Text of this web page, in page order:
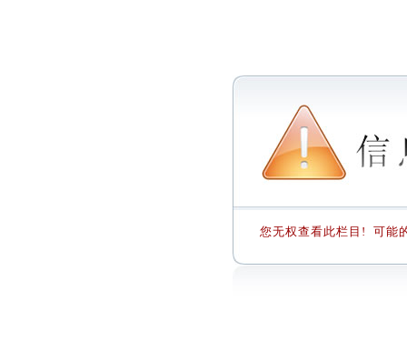
您无权查看此栏目! 可能